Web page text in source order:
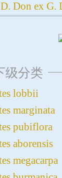
D. Don ex G.
级分类
lobbii
marginata
pubiflora
aborensis
megacarpa